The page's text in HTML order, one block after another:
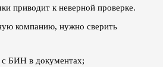
приводит к неверной проверке.
компанию, нужно сверить
БИН в документах;